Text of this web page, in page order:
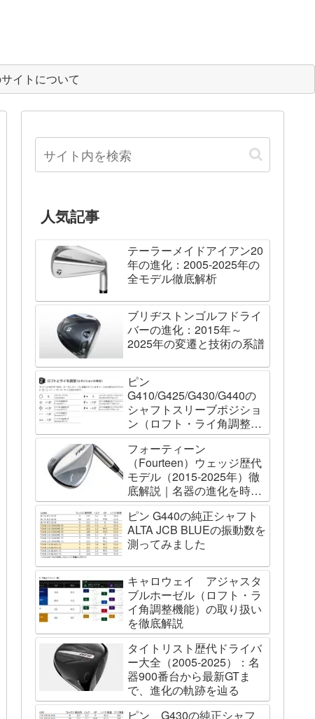
イトについて
人気記事
テーラーメイドアイアン20
年の進化：2005-2025年の
全モデル徹底解析
ブリヂストンゴルフドライ
バーの進化：2015年～
2025年の変遷と技術の系譜
ピン
G410/G425/G430/G440の
シャフトスリーブポジショ
ン（ロフト・ライ角調整機
能）について
フォーティーン
（Fourteen）ウェッジ歴代
モデル（2015-2025年）徹
底解説｜名器の進化を時系
列で辿る
ピン G440の純正シャフト
ALTA JCB BLUEの振動数を
測ってみました
キャロウェイ アジャスタ
ブルホーゼル（ロフト・ラ
イ角調整機能）の取り扱い
を徹底解説
タイトリスト歴代ドライバ
ー大全（2005-2025）：名
器900番台から最新GTま
で、進化の軌跡を辿る
ピン G430の純正シャフ